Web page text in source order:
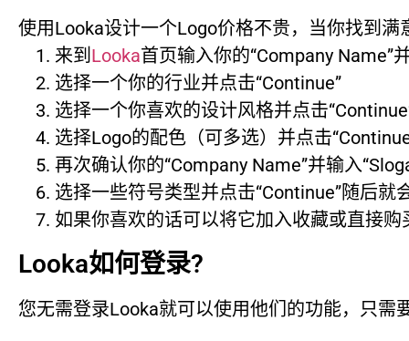
使用Looka设计一个Logo价格不贵，当你找到
来到Looka首页输入你的“Company Name”
选择一个你的行业并点击“Continue”
选择一个你喜欢的设计风格并点击
选择Logo的配色（可多选）并点击
再次确认你的“Company Name”并输入
选择一些符号类型并点击“Continue”随后就
如果你喜欢的话可以将它加入收藏或直接购
Looka如何登录?
您无需登录Looka就可以使用他们的功能，只需